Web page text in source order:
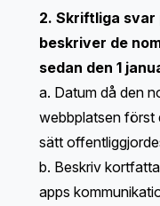
2. Skriftliga
beskriver de
sedan den 1
a. Datum då den
webbplatsen först
sätt
b. Beskriv
apps